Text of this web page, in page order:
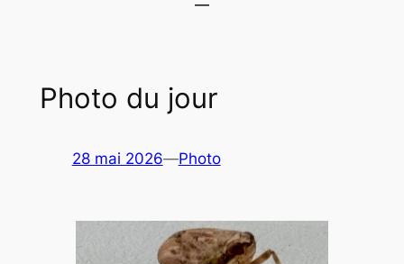
Photo du jour
28 mai 2026—Photo